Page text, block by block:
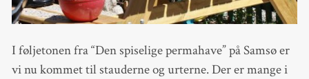
I føljetonen fra “Den spiselige permahave” på Samsø er
vi nu kommet til stauderne og urterne. Der er mange i